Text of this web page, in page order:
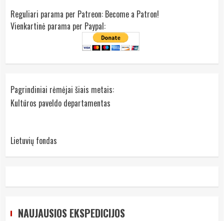
Reguliari parama per Patreon: Become a Patron!
Vienkartinė parama per Paypal:
Pagrindiniai rėmėjai šiais metais:
Kultūros paveldo departamentas
Lietuvių fondas
NAUJAUSIOS EKSPEDICIJOS